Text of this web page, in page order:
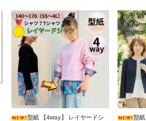
型紙 【4way】 レイヤードシ
型